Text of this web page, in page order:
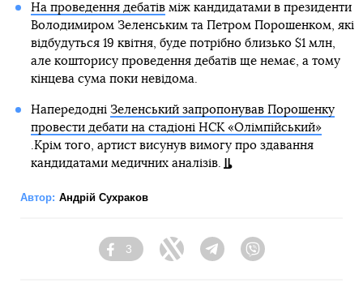
На проведення дебатівміж кандидатами в президенти
Володимиром Зеленським та Петром Порошенком, які
відбудуться 19 квітня, буде потрібно близько $1 млн,
але кошторису проведення дебатів ще немає, а тому
кінцева сума поки невідома.
Напередодні Зеленський запропонував Порошенку
провести дебати на стадіоні НСК «Олімпійський»
.Крім того, артист висунув вимогу про здавання
кандидатами медичних аналізів.
Автор: Андрій Сухраков
Facebook
3
Twitter TelegramViber